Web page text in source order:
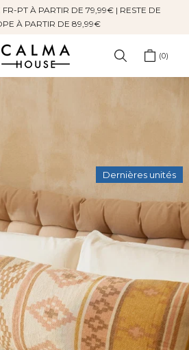
PT À PARTIR DE 79,99€ | RESTE DE
À PARTIR DE 89,99€
0
Dernières unités